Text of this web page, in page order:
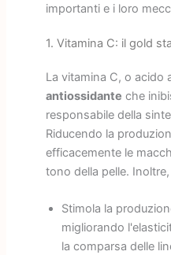
importanti e i loro
1. Vitamina C: il gold
La vitamina C, o acido
antiossidante che
responsabile della
Riducendo la
efficacemente le
tono della pelle.
Stimola la
migliorando
la comparsa delle